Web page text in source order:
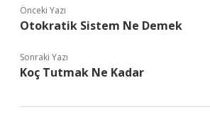
Önceki Yazı
Otokratik Sistem Ne Demek
Sonraki Yazı
Koç Tutmak Ne Kadar